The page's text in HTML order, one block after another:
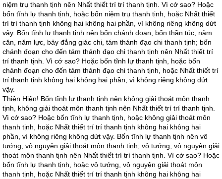
niệm trụ thanh tịnh nên Nhất thiết trí trí thanh tịnh. Vì cớ sao? Hoặc
bốn tĩnh lự thanh tịnh, hoặc bốn niệm trụ thanh tịnh, hoặc Nhất thiết
trí trí thanh tịnh không hai không hai phần, vì không riêng không dứt
vậy. Bốn tĩnh lự thanh tịnh nên bốn chánh đoạn, bốn thần túc, năm
căn, năm lực, bảy đẳng giác chi, tám thánh đạo chi thanh tịnh; bốn
chánh đoạn cho đến tám thánh đạo chi thanh tịnh nên Nhất thiết trí
trí thanh tịnh. Vì cớ sao? Hoặc bốn tĩnh lự thanh tịnh, hoặc bốn
chánh đoạn cho đến tám thánh đạo chi thanh tịnh, hoặc Nhất thiết trí
trí thanh tịnh không hai không hai phần, vì không riêng không dứt
vậy.
Thiện Hiện! Bốn tĩnh lự thanh tịnh nên không giải thoát môn thanh
tịnh, không giải thoát môn thanh tịnh nên Nhất thiết trí trí thanh tịnh.
Vì cớ sao? Hoặc bốn tĩnh lự thanh tịnh, hoặc không giải thoát môn
thanh tịnh, hoặc Nhất thiết trí trí thanh tịnh không hai không hai
phần, vì không riêng không dứt vậy. Bốn tĩnh lự thanh tịnh nên vô
tướng, vô nguyện giải thoát môn thanh tịnh; vô tướng, vô nguyện giải
thoát môn thanh tịnh nên Nhất thiết trí trí thanh tịnh. Vì cớ sao? Hoặc
bốn tĩnh lự thanh tịnh, hoặc vô tướng, vô nguyện giải thoát môn
thanh tịnh, hoặc Nhất thiết trí trí thanh tịnh không hai không hai